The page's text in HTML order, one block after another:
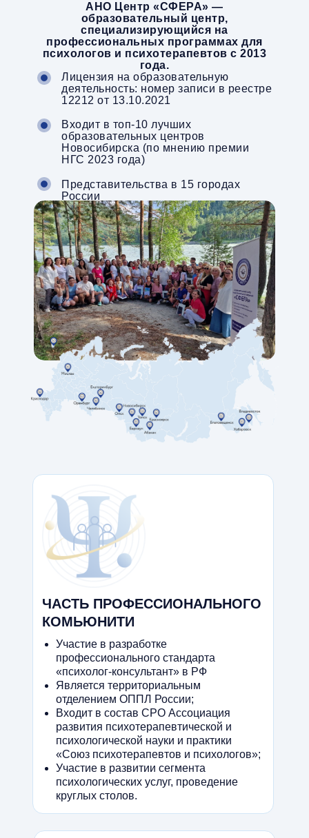
Представительства в 15 городах
России
Лицензия на образовательную
деятельность: номер записи в реестре
12212 от 13.10.2021
Входит в топ-10 лучших
образовательных центров
Новосибирска (по мнению премии
НГС 2023 года)
АНО Центр «СФЕРА» —
образовательный центр,
специализирующийся на
профессиональных программах для
психологов и психотерапевтов c 2013
года.
Участие в разработке
профессионального стандарта
«психолог-консультант» в РФ
Является территориальным
отделением ОППЛ России;
Входит в состав СРО Ассоциация
развития психотерапевтической и
психологической науки и практики
«Союз психотерапевтов и психологов»;
Участие в развитии сегмента
психологических услуг, проведение
круглых столов.
ЧАСТЬ ПРОФЕССИОНАЛЬНОГО
КОМЬЮНИТИ